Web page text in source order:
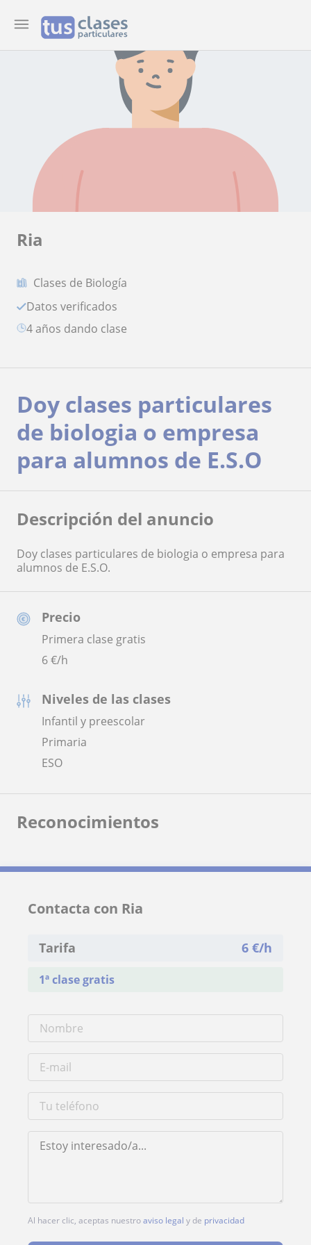
Ria
Clases de Biología
Datos verificados
4 años dando clase
Precio
Primera clase gratis
6€/h
Niveles de las clases
Infantil y preescolar
Primaria
ESO
Doy clases particulares
de biologia o empresa
para alumnos de E.S.O
Descripción del anuncio
Doy clases particulares de biologia o empresa para
alumnos de E.S.O.
Reconocimientos
Contacta con Ria
Tarifa 6 €/h
1ª clase gratis
Al hacer clic, aceptas nuestroaviso legal y de privacidad